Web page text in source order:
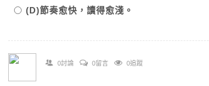
(D)節奏愈快，讀得愈淺。
0討論 0留言 0追蹤